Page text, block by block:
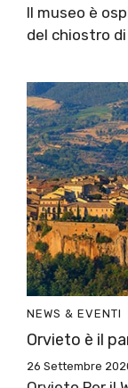
Il museo è
del chiostro
NEWS & EVENTI
Orvieto è il
26 Settembre